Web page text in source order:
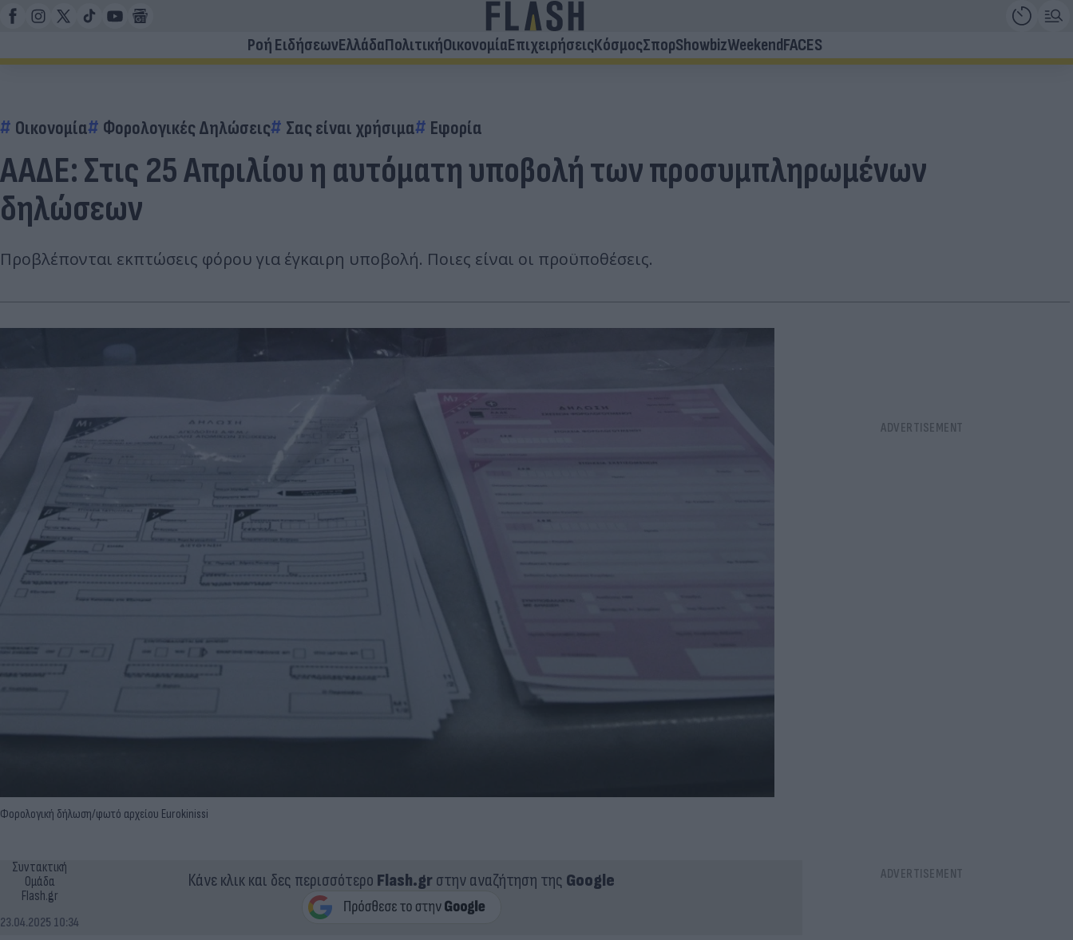
Ροή ΕιδήσεωνΕλλάδαΠολιτικήΟικονομίαΕπιχειρήσειςΚόσμοςΣπορShowbizWeekendFACES
Οικονομία Φορολογικές Δηλώσεις Σας είναι χρήσιμα Εφορία
ΑΑΔΕ: Στις 25 Απριλίου η αυτόματη υποβολή των προσυμπληρωμένων
δηλώσεων
Προβλέπονται εκπτώσεις φόρου για έγκαιρη υποβολή. Ποιες είναι οι προϋποθέσεις.
Φορολογική δήλωση/φωτό αρχείου Eurokinissi
Συντακτική
Ομάδα
Flash.gr
23.04.2025 10:34
Κάνε κλικ και δες περισσότερο Flash.grστην αναζήτηση της Google